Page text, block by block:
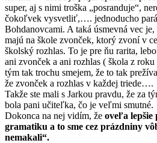
super, aj s nimi troška „posranduje“,
čokoľvek vysvetliť,…. jednoducho
Bohdanovcami. A taká úsmevná vec je,
majú na škole zvonček, ktorý zvoní v
školský rozhlas. To je pre ňu rarita,
ani zvonček a ani rozhlas ( škola z roku
tým tak trochu smejem, že to tak
že zvonček a rozhlas v každej triede….
Takže ste mali s Jarkou pravdu, že za
bola pani učiteľka, čo je veľmi smutné.
Dokonca na nej vidím, že oveľa lepšie
gramatiku a to sme cez prázdniny
nemakali“.